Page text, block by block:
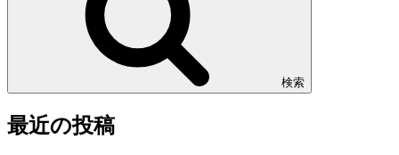
検索
最近の投稿